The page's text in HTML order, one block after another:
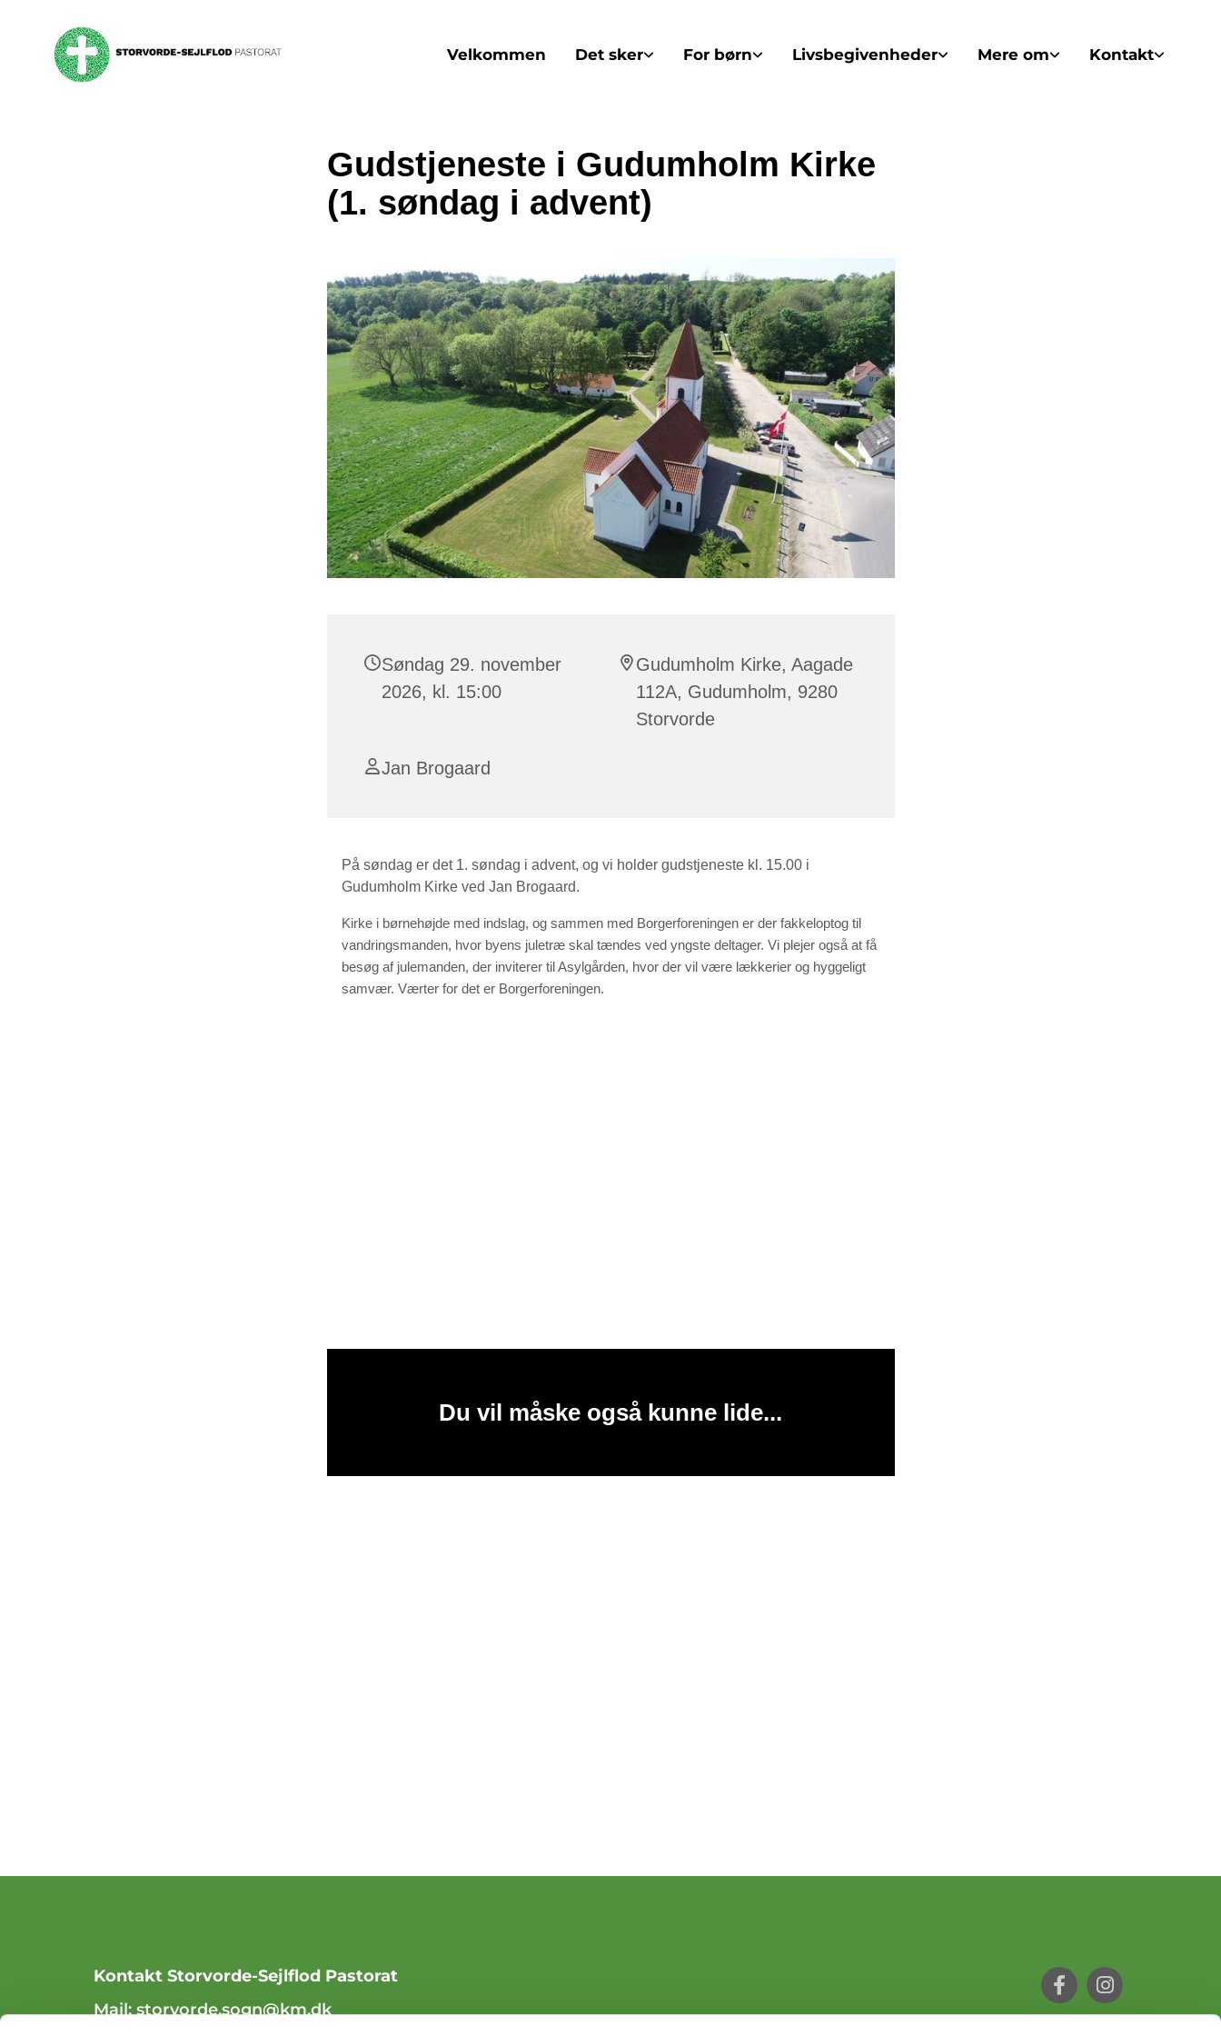
Velkommen Det sker For børn Livsbegivenheder Mere om Kontakt
Gudstjeneste i Gudumholm Kirke
(1. søndag i advent)
Søndag 29. november
2026, kl. 15:00
Gudumholm Kirke, Aagade
112A, Gudumholm, 9280
Storvorde
Jan Brogaard
På søndag er det 1. søndag i advent, og vi holder gudstjeneste kl. 15.00 i
Gudumholm Kirke ved Jan Brogaard.
Kirke i børnehøjde med indslag, og sammen med Borgerforeningen er der fakkeloptog til
vandringsmanden, hvor byens juletræ skal tændes ved yngste deltager. Vi plejer også at få
besøg af julemanden, der inviterer til Asylgården, hvor der vil være lækkerier og hyggeligt
samvær. Værter for det er Borgerforeningen.
Du vil måske også kunne lide...
Kontakt Storvorde-Sejlflod Pastorat
Mail:storvorde.sogn@km.dk